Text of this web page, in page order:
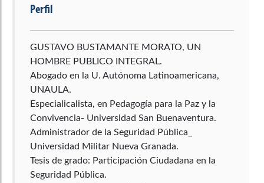
Perfil
GUSTAVO BUSTAMANTE MORATO, UN
HOMBRE PUBLICO INTEGRAL.
Abogado en la U. Autónoma Latinoamericana,
UNAULA.
Especialicalista, en Pedagogía para la Paz y la
Convivencia- Universidad San Buenaventura.
Administrador de la Seguridad Pública_
Universidad Militar Nueva Granada.
Tesis de grado: Participación Ciudadana en la
Seguridad Pública.